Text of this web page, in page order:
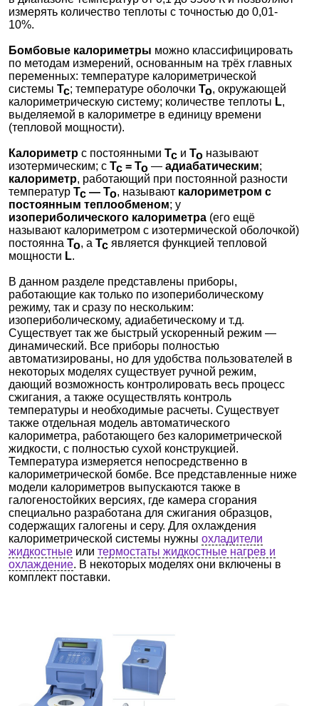
измерять количество теплоты с точностью до 0,01-
10%.
Бомбовые калориметры можно классифицировать
по методам измерений, основанным на трёх главных
переменных: температуре калориметрической
системы Tc; температуре оболочки To, окружающей
калориметрическую систему; количестве теплоты L,
выделяемой в калориметре в единицу времени
(тепловой мощности).
Калориметр с постоянными Tc и To называют
изотермическим; с Tc = To — адиабатическим;
калориметр, работающий при постоянной разности
температур Tc — To, называют калориметром с
постоянным теплообменом; у
изопериболического калориметра (его ещё
называют калориметром с изотермической оболочкой)
постоянна To, а Tc является функцией тепловой
мощности L.
В данном разделе представлены приборы,
работающие как только по изопериболическому
режиму, так и сразу по нескольким:
изопериболическому, адиабетическому и т.д.
Существует так же быстрый ускоренный режим —
динамический. Все приборы полностью
автоматизированы, но для удобства пользователей в
некоторых моделях существует ручной режим,
дающий возможность контролировать весь процесс
сжигания, а также осуществлять контроль
температуры и необходимые расчеты. Существует
также отдельная модель автоматического
калориметра, работающего без калориметрической
жидкости, с полностью сухой конструкцией.
Температура измеряется непосредственно в
калориметрической бомбе. Все представленные ниже
модели калориметров выпускаются также в
галогеностойких версиях, где камера сгорания
специально разработана для сжигания образцов,
содержащих галогены и серу. Для охлаждения
калориметрической системы нужны охладители
жидкостные или термостаты жидкостные нагрев и
охлаждение. В некоторых моделях они включены в
комплект поставки.